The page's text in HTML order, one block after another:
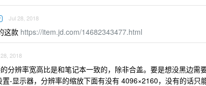
Jul 28, 2018
这款 https://item.jd.com/14682343477.html
2018
分辨率宽高比是和笔记本一致的，除非合盖。要是想没黑边需
-显示器，分辨率的缩放下面有没有 4096×2160，没有的话只